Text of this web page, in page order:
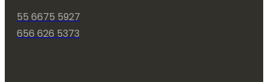
55 6675 5927
656 626 5373